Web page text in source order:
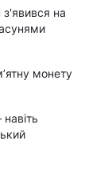
з'явився на
монету